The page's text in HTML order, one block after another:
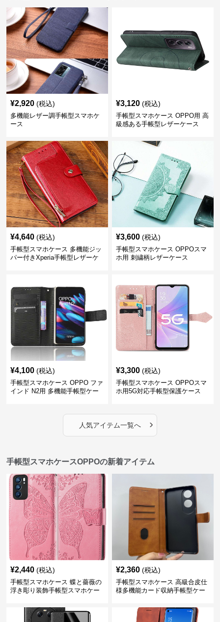
¥2,920 (税込)
多機能レザー調手帳型スマホケ
ース
¥3,120 (税込)
手帳型スマホケース OPPO用 高
級感ある手帳型レザーケース
¥4,640 (税込)
手帳型スマホケース 多機能ジッ
パー付きXperia手帳型レザーケ
¥3,600 (税込)
手帳型スマホケース OPPOスマ
ホ用 刺繍柄レザーケース
¥4,100 (税込)
手帳型スマホケース OPPO ファ
インド N2用 多機能手帳型ケー
¥3,300 (税込)
手帳型スマホケース OPPOスマ
ホ用5G対応手帳型保護ケース
人気アイテム一覧へ ›
手帳型スマホケースOPPOの新着アイテム
¥2,440 (税込)
手帳型スマホケース 蝶と薔薇の
浮き彫り装飾手帳型スマホケー
¥2,360 (税込)
手帳型スマホケース 高級合皮仕
様多機能カード収納手帳型ケー